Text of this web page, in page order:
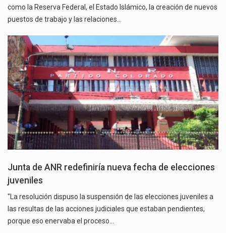
como la Reserva Federal, el Estado Islámico, la creación de nuevos
puestos de trabajo y las relaciones…
Junta de ANR redefiniría nueva fecha de elecciones
juveniles
"La resolución dispuso la suspensión de las elecciones juveniles a
las resultas de las acciones judiciales que estaban pendientes,
porque eso enervaba el proceso…